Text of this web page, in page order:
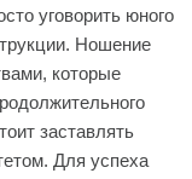
уговорить юного
Ношение
которые
заставлять
Для успеха